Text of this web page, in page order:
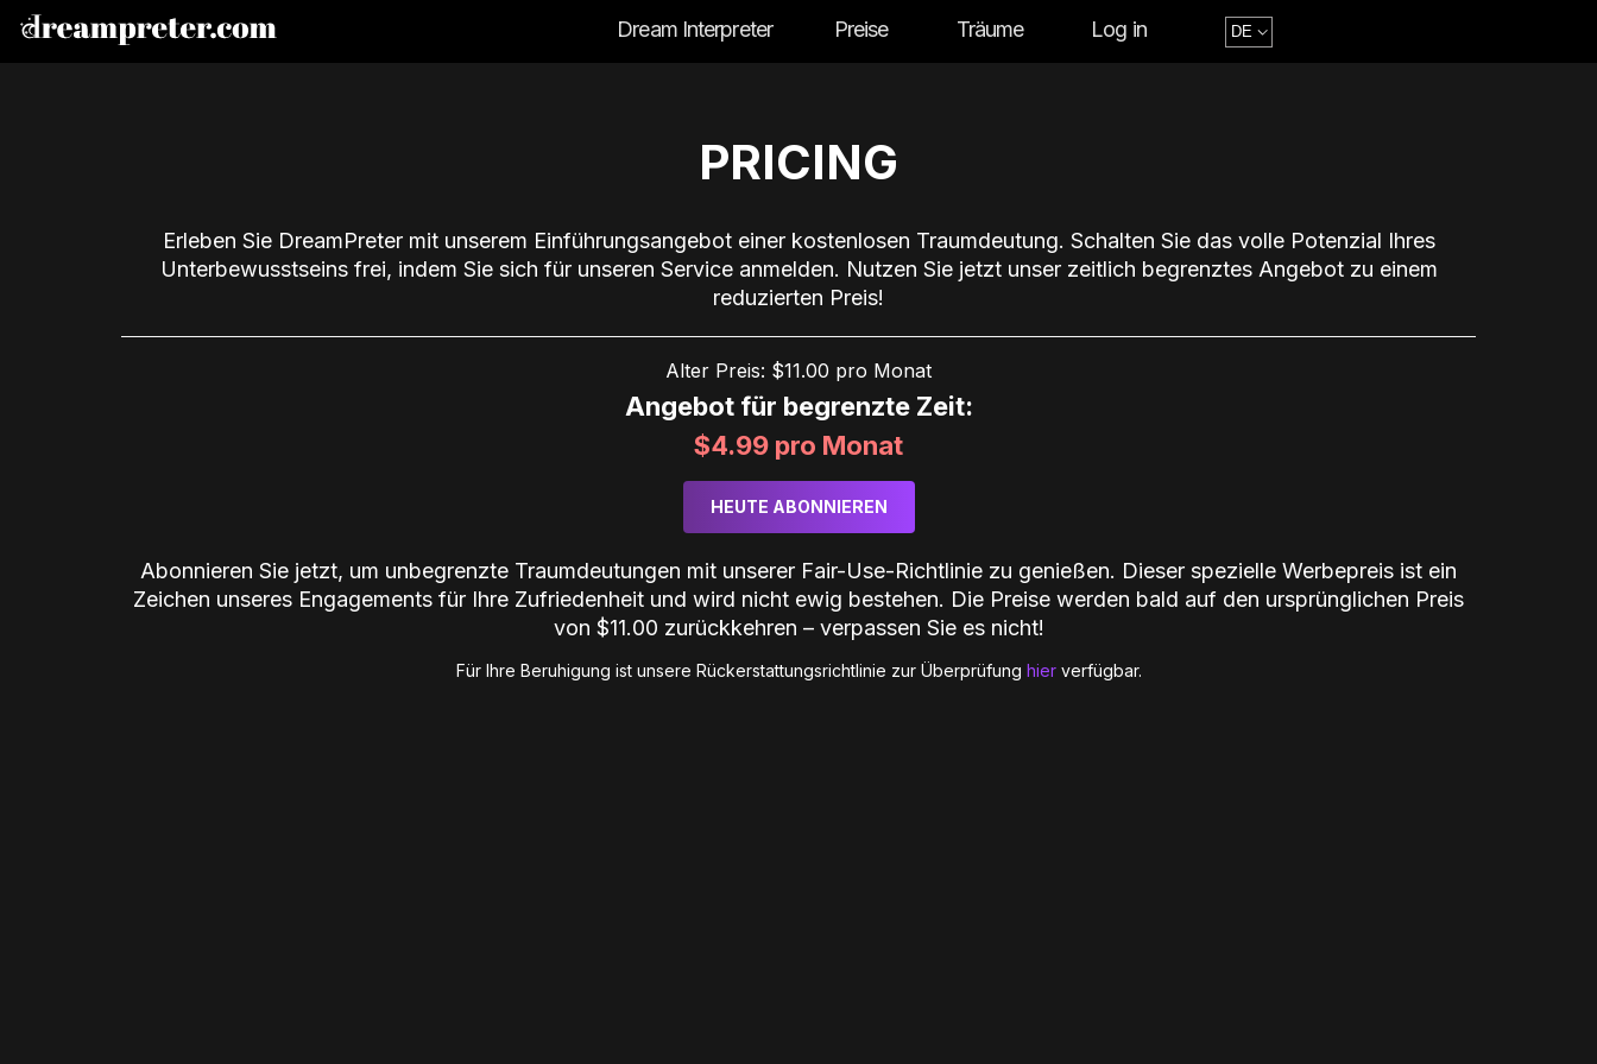
Dream Interpreter Preise Träume Log in
PRICING
Erleben Sie DreamPreter mit unserem Einführungsangebot einer kostenlosen Traumdeutung. Schalten Sie das volle Potenzial Ihres
Unterbewusstseins frei, indem Sie sich für unseren Service anmelden. Nutzen Sie jetzt unser zeitlich begrenztes Angebot zu einem
reduzierten Preis!
Alter Preis: $11.00 pro Monat
Angebot für begrenzte Zeit:
$4.99 pro Monat
HEUTE ABONNIEREN
Abonnieren Sie jetzt, um unbegrenzte Traumdeutungen mit unserer Fair-Use-Richtlinie zu genießen. Dieser spezielle Werbepreis ist ein
Zeichen unseres Engagements für Ihre Zufriedenheit und wird nicht ewig bestehen. Die Preise werden bald auf den ursprünglichen Preis
von $11.00 zurückkehren – verpassen Sie es nicht!
Für Ihre Beruhigung ist unsere Rückerstattungsrichtlinie zur Überprüfung hierverfügbar.